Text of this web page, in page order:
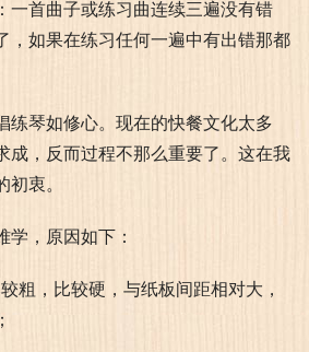
一首曲子或练习曲连续三遍没有错
，如果在练习任何一遍中有出错那都
练琴如修心。现在的快餐文化太多
成，反而过程不那么重要了。这在我
衷。
学，原因如下：
粗，比较硬，与纸板间距相对大，